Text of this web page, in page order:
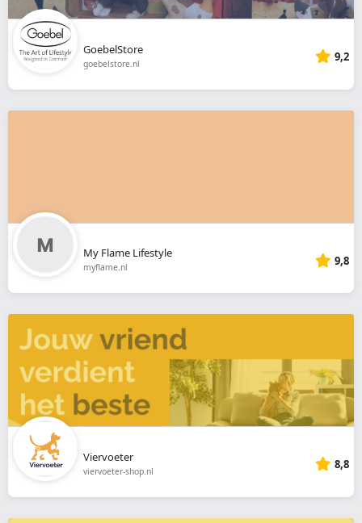
GoebelStore
goebelstore.nl 9,2
My Flame Lifestyle
myflame.nl 9,8
Viervoeter
viervoeter-shop.nl 8,8